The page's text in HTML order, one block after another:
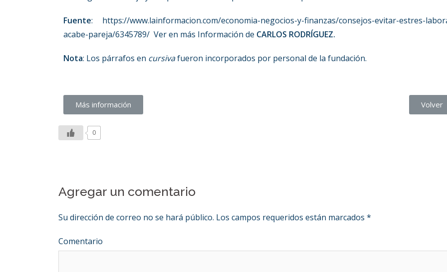
Fuente: https://www.lainformacion.com/economia-negocios-y-finanzas/consejos-evitar-estres-
acabe-pareja/6345789/ Ver en más Información de CARLOS RODRÍGUEZ.
Nota: Los párrafos en cursivafueron incorporados por personal de la fundación.
Más información Volver
0
Agregar un comentario
Su dirección de correo no se hará público. Los campos requeridos están marcados *
Comentario